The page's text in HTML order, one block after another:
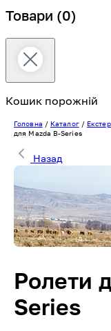
Товари (0)
Кошик порожній
Головна / Каталог/
для Mazda B-Series
Назад
Ролети
Series